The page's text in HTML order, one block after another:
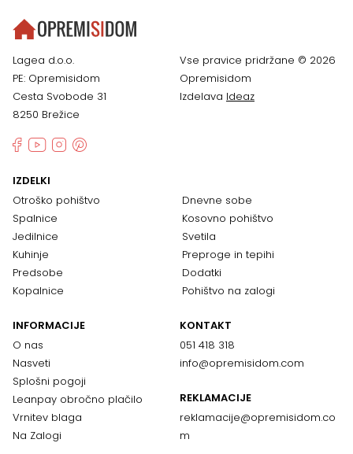
Lagea d.o.o.
PE: Opremisidom
Cesta Svobode 31
8250 Brežice
Vse pravice pridržane © 2026
Opremisidom
Izdelava Ideaz
IZDELKI
Otroško pohištvo
Spalnice
Jedilnice
Kuhinje
Predsobe
Kopalnice
Dnevne sobe
Kosovno pohištvo
Svetila
Preproge in tepihi
Dodatki
Pohištvo na zalogi
INFORMACIJE
O nas
Nasveti
Splošni pogoji
Leanpay obročno plačilo
Vrnitev blaga
Na Zalogi
KONTAKT
051 418 318
info@opremisidom.com
REKLAMACIJE
reklamacije@opremisidom.co
m